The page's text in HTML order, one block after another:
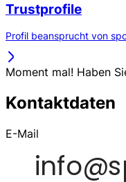
Trustprofile
Profil beansprucht von
Moment mal! Haben
Kontaktdaten
E-Mail